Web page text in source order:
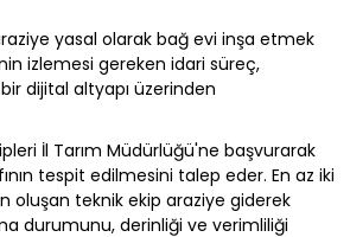
yasal olarak bağ evi inşa etmek
izlemesi gereken idari süreç,
dijital altyapı üzerinden
İl Tarım Müdürlüğü'ne başvurarak
tespit edilmesini talep eder. En az iki
oluşan teknik ekip araziye giderek
durumunu, derinliği ve verimliliği